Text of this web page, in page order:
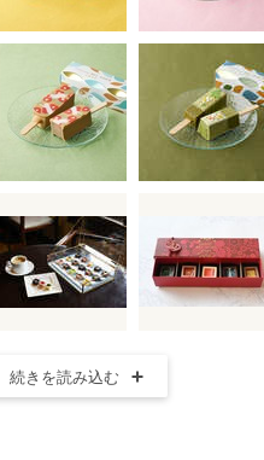
続きを読み込む